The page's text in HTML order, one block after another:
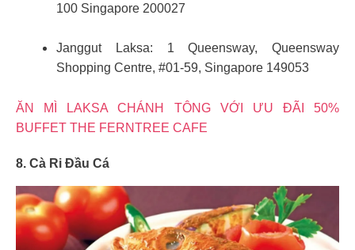
100 Singapore 200027
Janggut Laksa: 1 Queensway, Queensway
Shopping Centre, #01-59, Singapore 149053
ĂN MÌ LAKSA CHÁNH TÔNG VỚI ƯU ĐÃI 50%
BUFFET THE FERNTREE CAFE
8. Cà Ri Đầu Cá